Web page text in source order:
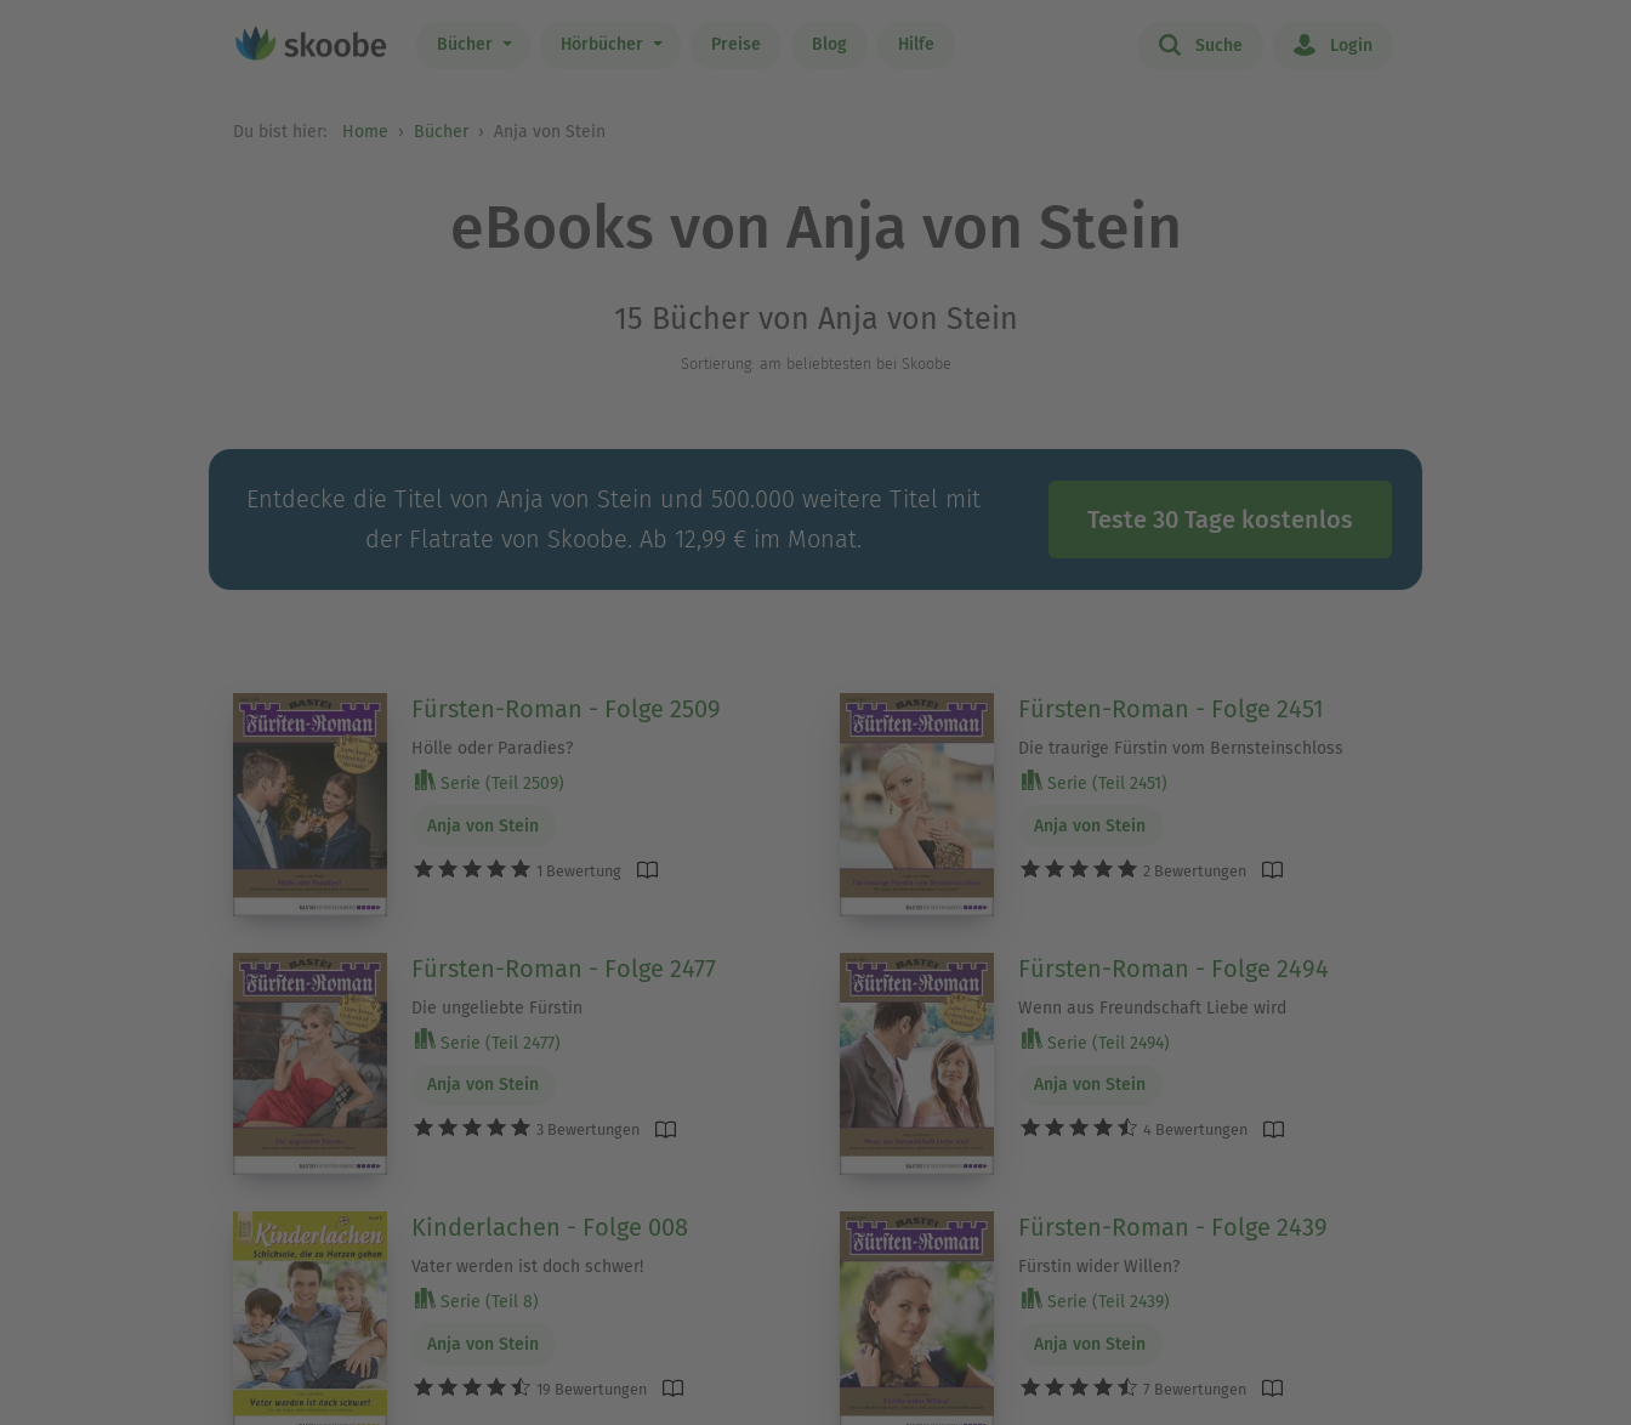
Bücher Hörbücher Preise Blog Hilfe Suche Login
Du bist hier: Home Bücher Anja von Stein
eBooks von Anja von Stein
15 Bücher von Anja von Stein
Sortierung: am beliebtesten bei Skoobe
Entdecke die Titel von Anja von Stein und 500.000 weitere Titel mit
der Flatrate von Skoobe. Ab 12,99 € im Monat.
Teste 30 Tage kostenlos
Fürsten-Roman - Folge 2509
Hölle oder Paradies?
Serie (Teil 2509)
Anja von Stein
1 Bewertung
Fürsten-Roman - Folge 2451
Die traurige Fürstin vom Bernsteinschloss
Serie (Teil 2451)
Anja von Stein
2 Bewertungen
Fürsten-Roman - Folge 2477
Die ungeliebte Fürstin
Serie (Teil 2477)
Anja von Stein
3 Bewertungen
Fürsten-Roman - Folge 2494
Wenn aus Freundschaft Liebe wird
Serie (Teil 2494)
Anja von Stein
4 Bewertungen
Kinderlachen - Folge 008
Vater werden ist doch schwer!
Serie (Teil 8)
Anja von Stein
19 Bewertungen
Fürsten-Roman - Folge 2439
Fürstin wider Willen?
Serie (Teil 2439)
Anja von Stein
7 Bewertungen